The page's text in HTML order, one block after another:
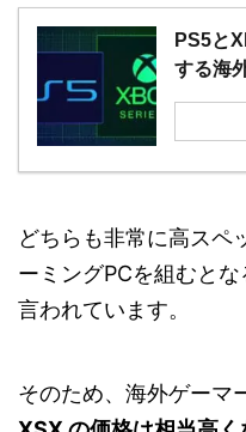
PS5と
する海
どちらも非常に高スペ
ーミングPCを組むとな
言われています。
そのため、海外ゲーマ